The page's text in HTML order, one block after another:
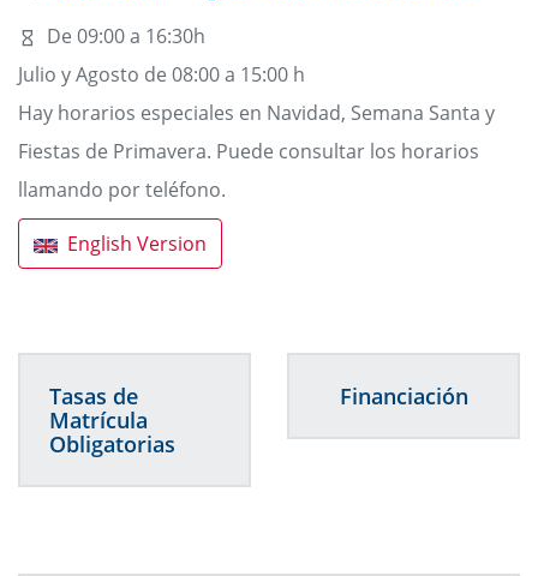
De 09:00 a 16:30h
Julio y Agosto de 08:00 a 15:00 h
Hay horarios especiales en Navidad, Semana Santa y
Fiestas de Primavera. Puede consultar los horarios
llamando por teléfono.
English Version
Tasas de
Matrícula
Obligatorias
Financiación